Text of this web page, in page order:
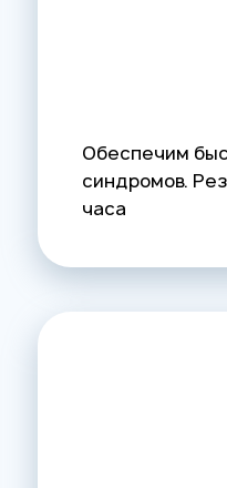
Обеспечим
синдромов.
часа